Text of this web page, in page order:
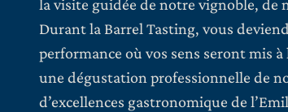
la visite guidée de notre vignoble, de
Durant la Barrel Tasting, vous
performance où vos sens seront mis
une dégustation professionnelle de
d’excellences gastronomique de